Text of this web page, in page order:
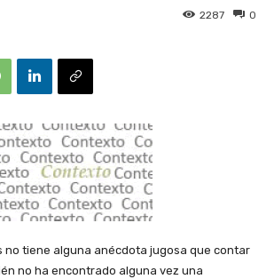
0
2287
no tiene alguna anécdota jugosa que contar
no ha encontrado alguna vez una